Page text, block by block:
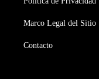
Marco Legal del Sitio
Contacto